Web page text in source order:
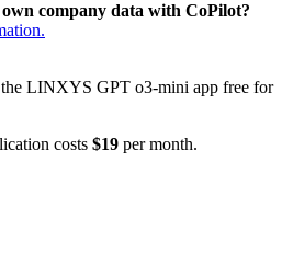
company data with CoPilot?
LINXYS GPT o3-mini app free for
costs $19 per month.